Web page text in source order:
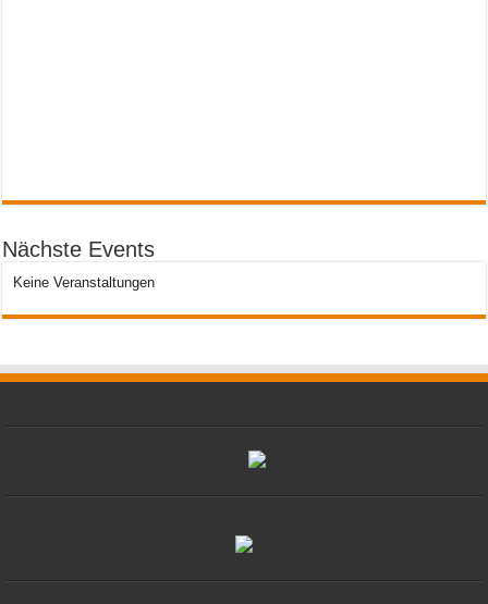
Nächste Events
Keine Veranstaltungen